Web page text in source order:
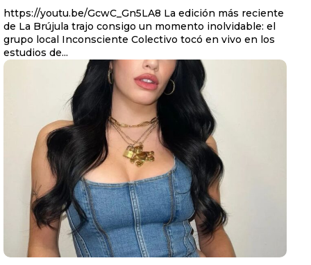
https://youtu.be/GcwC_Gn5LA8 La edición más reciente
de La Brújula trajo consigo un momento inolvidable: el
grupo local Inconsciente Colectivo tocó en vivo en los
estudios de...